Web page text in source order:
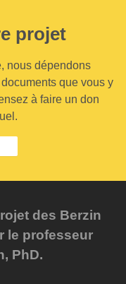
projet
nous dépendons
que vous y
à faire un don
des Berzin
le professeur
PhD.